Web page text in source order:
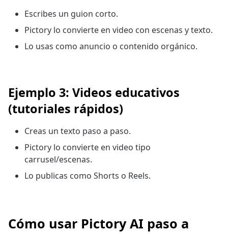
Escribes un guion corto.
Pictory lo convierte en video con escenas y texto.
Lo usas como anuncio o contenido orgánico.
Ejemplo 3: Videos educativos
(tutoriales rápidos)
Creas un texto paso a paso.
Pictory lo convierte en video tipo
carrusel/escenas.
Lo publicas como Shorts o Reels.
Cómo usar Pictory AI paso a